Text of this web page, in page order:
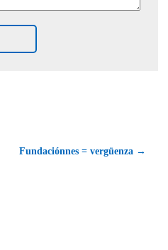
Fundaciónnes = vergüenza →